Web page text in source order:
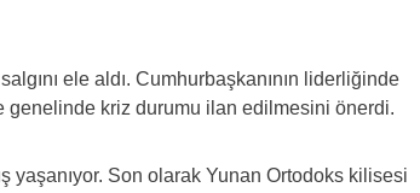
ele aldı. Cumhurbaşkanının liderliğinde
kriz durumu ilan edilmesini önerdi.
yaşanıyor. Son olarak Yunan Ortodoks kilisesi